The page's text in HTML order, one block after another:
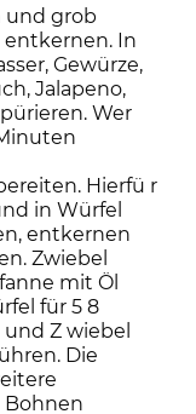
und grob
entkernen. In
Gewürze,
Jalapeno,
Wer
Hierfü r
in Würfel
entkernen
Zwiebel
mit Öl
für 5 8
Z wiebel
Die
Bohnen